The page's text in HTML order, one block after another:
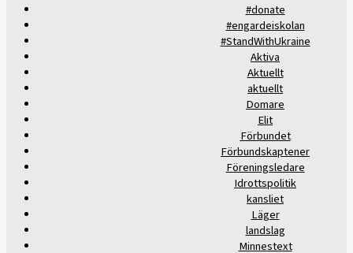
#donate
#engardeiskolan
#StandWithUkraine
Aktiva
Aktuellt
aktuellt
Domare
Elit
Förbundet
Förbundskaptener
Föreningsledare
Idrottspolitik
kansliet
Läger
landslag
Minnestext